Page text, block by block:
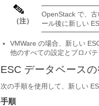
（注）
OpenStack で、
ール後に新しい
VMWare の場合、新しい
他のすべての設定とプロパ
ESC データベース
次の手順を使用して、新しい
手順